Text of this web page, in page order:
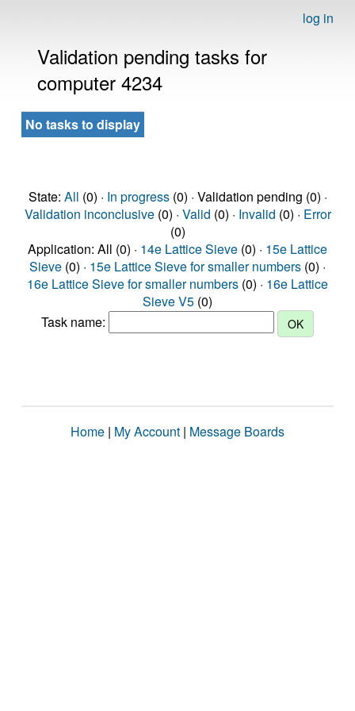
log in
Validation pending tasks for
computer 4234
No tasks to display
State: All (0) · In progress(0) · Validation pending (0) ·
Validation inconclusive(0) · Valid (0) · Invalid (0) · Error
(0)
Application: All (0) · 14e Lattice Sieve (0) · 15e Lattice
Sieve (0) · 15e Lattice Sieve for smaller numbers (0) ·
16e Lattice Sieve for smaller numbers (0) · 16e Lattice
Sieve V5 (0)
Task name:
Home | My Account | Message Boards